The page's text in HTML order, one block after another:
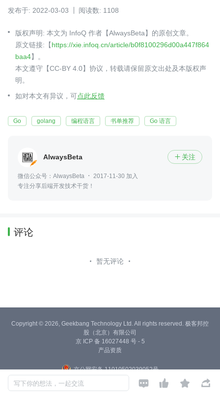
发布于: 2022-03-03 阅读数: 1108
版权声明: 本文为 InfoQ 作者【AlwaysBeta】的原创文章。
原文链接:【https://xie.infoq.cn/article/b0f8100296d00a447f864
baa4】。
本文遵守【CC-BY 4.0】协议，转载请保留原文出处及本版权声
明。
如对本文有异议，可点此反馈
Go golang 编程语言 书单推荐 Go 语言
AlwaysBeta  关注
微信公众号：AlwaysBeta
2017-11-30 加入
专注分享后端开发技术干货！
评论
暂无评论
写下你的想法，一起交流    
Copyright © 2026, Geekbang Technology Ltd. All rights reserved. 极客邦控
股（北京）有限公司
京 ICP 备 16027448 号 - 5
产品资质
京公网安备 11010502039052号